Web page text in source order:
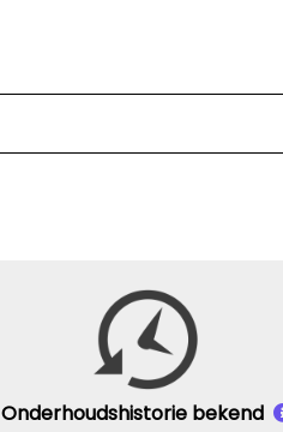
Onderhoudshistorie bekend